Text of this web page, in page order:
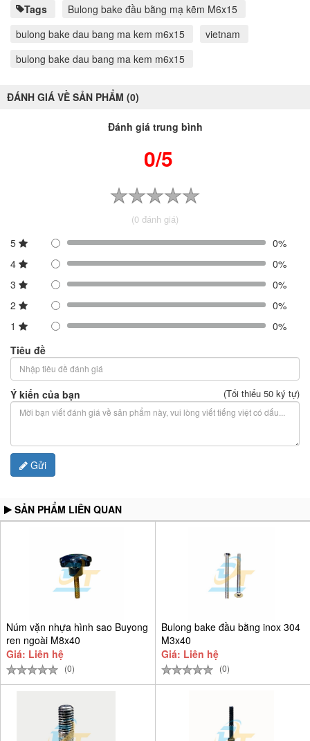
Tags
Bulong bake đầu bằng mạ kẽm M6x15
bulong bake dau bang ma kem m6x15
vietnam
bulong bake dau bang ma kem m6x15
ĐÁNH GIÁ VỀ SẢN PHẨM (0)
Đánh giá trung bình
0/5
(0 đánh giá)
5
0%
4
0%
3
0%
2
0%
1
0%
Tiêu đề
Ý kiến của bạn (Tối thiểu 50 ký tự)
Gửi
SẢN PHẨM LIÊN QUAN
Núm vặn nhựa hình sao Buyong
ren ngoài M8x40
Giá: Liên hệ
(0)
Bulong bake đầu bằng inox 304
M3x40
Giá: Liên hệ
(0)